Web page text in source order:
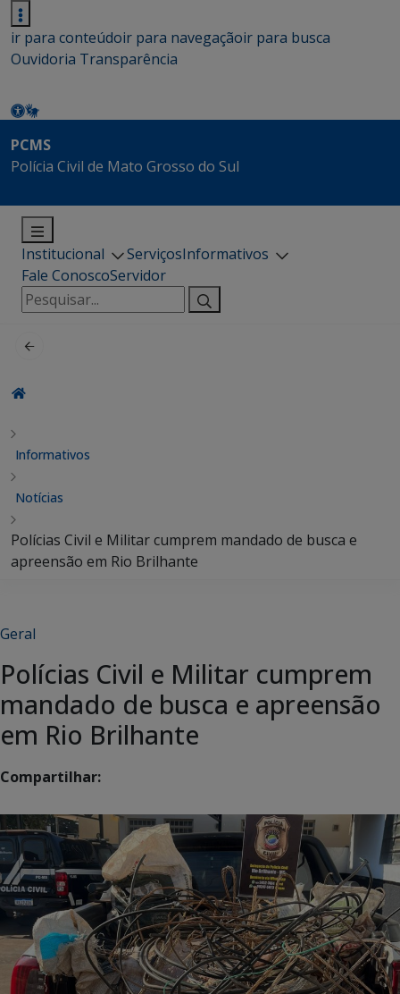
ir para conteúdoir para navegaçãoir para busca
Ouvidoria Transparência
PCMS
Polícia Civil de Mato Grosso do Sul
Institucional ServiçosInformativos
Fale ConoscoServidor
Pesquisar
por:
Informativos
Notícias
Polícias Civil e Militar cumprem mandado de busca e
apreensão em Rio Brilhante
Geral
Polícias Civil e Militar cumprem
mandado de busca e apreensão
em Rio Brilhante
Compartilhar: